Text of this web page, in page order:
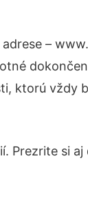
–
ktorú vždy
Prezrite si aj